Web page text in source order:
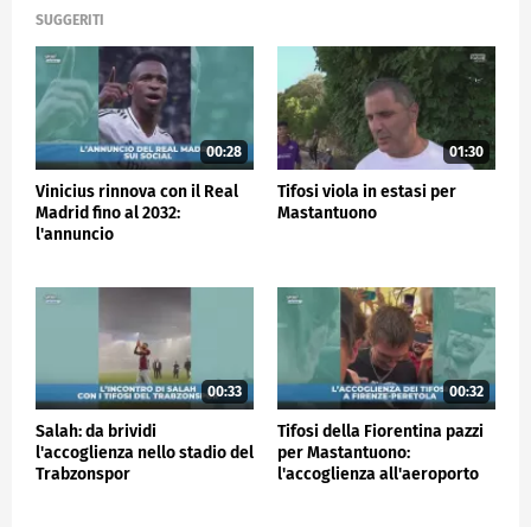
SUGGERITI
00:28
Vinicius rinnova con il Real
Madrid fino al 2032:
l'annuncio
01:30
Tifosi viola in estasi per
Mastantuono
00:33
Salah: da brividi
l'accoglienza nello stadio del
Trabzonspor
00:32
Tifosi della Fiorentina pazzi
per Mastantuono:
l'accoglienza all'aeroporto